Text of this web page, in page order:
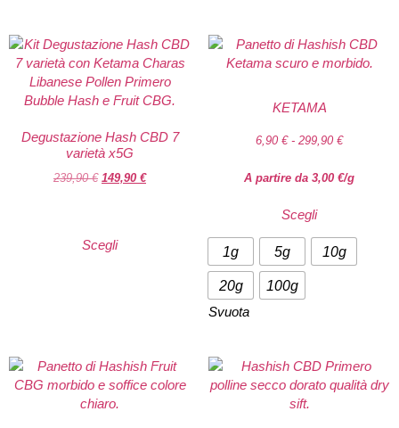
Degustazione Hash CBD 7
varietà x5G
239,90€ 149,90 €
Scegli
KETAMA
6,90 € - 299,90 €
A partire da 3,00 €/g
Scegli
1g 5g 10g
20g
100g
Svuota